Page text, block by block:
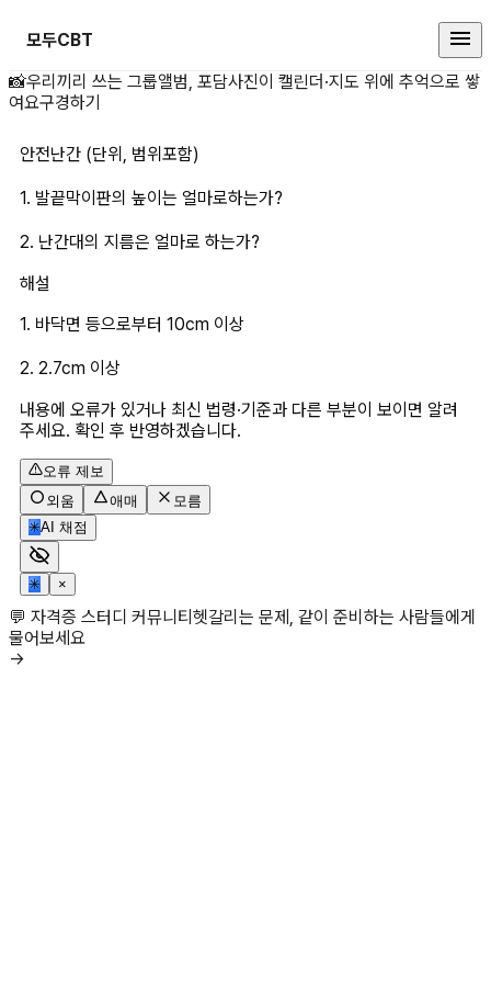
모두CBT
안전난간 (단위, 범위포함)1. 발끝
📸우리끼리 쓰는 그룹앨범, 포담사진이 캘린더·지도 위에 추억으로 쌓
여요구경하기
안전난간 (단위, 범위포함)
1. 발끝막이판의 높이는 얼마로하는가?
2. 난간대의 지름은 얼마로 하는가?
해설
1. 바닥면 등으로부터 10cm 이상
2. 2.7cm 이상
내용에 오류가 있거나 최신 법령·기준과 다른 부분이 보이면 알려
주세요. 확인 후 반영하겠습니다.
오류 제보
외움
애매
모름
✳AI 채점
✳ ×
💬 자격증 스터디 커뮤니티헷갈리는 문제, 같이 준비하는 사람들에게
물어보세요
→